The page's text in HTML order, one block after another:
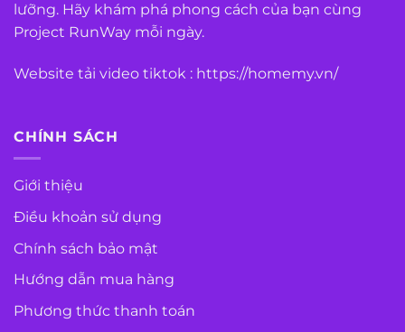
lưỡng. Hãy khám phá phong cách của bạn cùng
Project RunWay mỗi ngày.
Website tải video tiktok : https://homemy.vn/
CHÍNH SÁCH
Giới thiệu
Điều khoản sử dụng
Chính sách bảo mật
Hướng dẫn mua hàng
Phương thức thanh toán